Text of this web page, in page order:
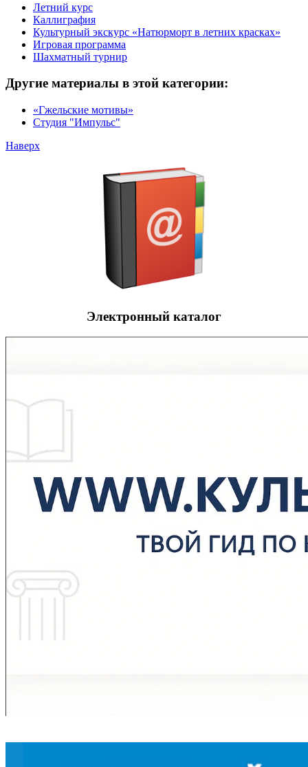
Летний курс
Каллиграфия
Культурный экскурс «Натюрморт в летних красках»
Игровая программа
Шахматный турнир
Другие материалы в этой категории:
«Гжельские мотивы»
Студия "Импульс"
Наверх
Электронный каталог